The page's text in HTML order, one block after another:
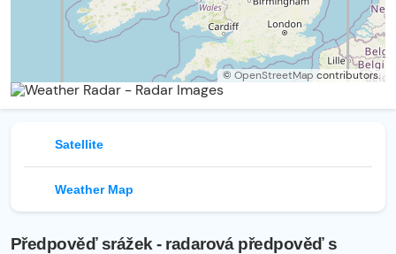
© OpenStreetMap contributors.
Satellite
Weather Map
Předpověď srážek - radarová předpověď s